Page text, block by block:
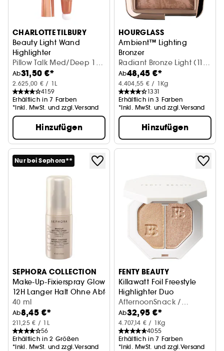
CHARLOTTE TILBURY
Beauty Light Wand
Highlighter
Pillow Talk Med/Deep 12
ml
Ab31,50 €*
2.625,00 € / 1L
4159
Erhältlich in 7 Farben
*Inkl. MwSt. und zzgl.Versand
Hinzufügen
HOURGLASS
Ambient™ Lighting
Bronzer
Puder Bronzer
Radiant Bronze Light (11
g)
Ab48,45 €*
4.404,55 € / 1Kg
1331
Erhältlich in 3 Farben
*Inkl. MwSt. und zzgl.Versand
Hinzufügen
Nur bei Sephora**
SEPHORA COLLECTION
Make-Up-Fixierspray Glow
12H Langer Halt Ohne Abfärben, Strahlendes Finish
40 ml
Ab8,45 €*
211,25 € / 1L
56
Erhältlich in 2 Größen
*Inkl. MwSt. und zzgl.Versand
FENTY BEAUTY
Killawatt Foil Freestyle
Highlighter Duo
Highlighter für Wangen und
AfternoonSnack /
MoHunny (2 x 3,5 g)
Ab32,95 €*
4.707,14 € / 1Kg
4055
Erhältlich in 7 Farben
*Inkl. MwSt. und zzgl.Versand